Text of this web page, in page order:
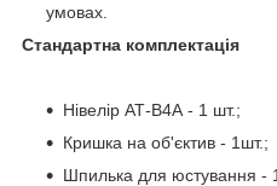
умовах.
Стандартна комплектація
Нівелір АТ-В4А - 1 шт.;
Кришка на об'єктив - 1шт.;
Шпилька для юстування -